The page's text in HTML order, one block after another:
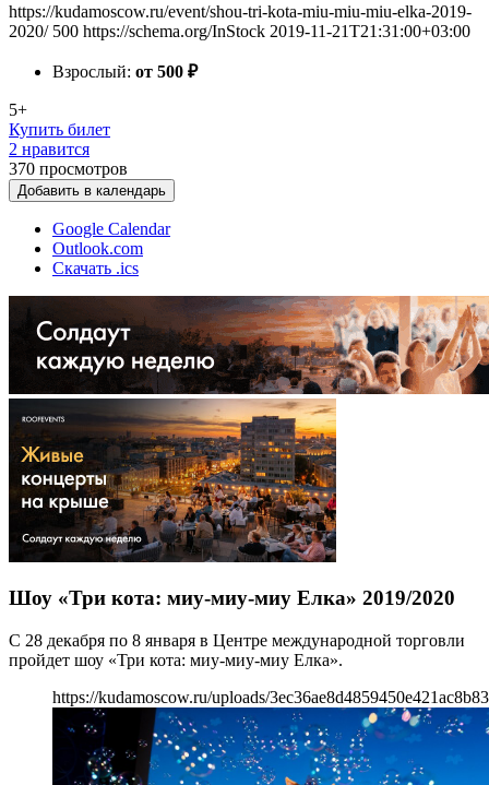
https://kudamoscow.ru/event/shou-tri-kota-miu-miu-miu-elka-2019-
2020/ 500 https://schema.org/InStock 2019-11-21T21:31:00+03:00
Взрослый: от 500 ₽
5+
Купить билет
2 нравится
370 просмотров
Добавить в календарь
Google Calendar
Outlook.com
Скачать .ics
Шоу «Три кота: миу-миу-миу Елка» 2019/2020
С 28 декабря по 8 января в Центре международной торговли
пройдет шоу «Три кота: миу-миу-миу Елка».
https://kudamoscow.ru/uploads/